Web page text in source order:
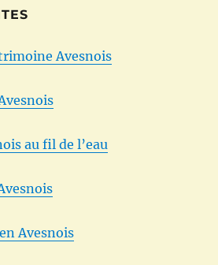
Avesnois
au fil de l’eau
Avesnois